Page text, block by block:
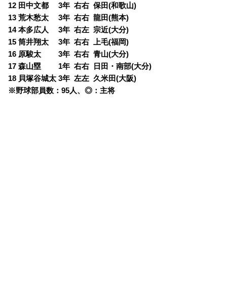
12 田中文都 3年 右右 保田(和歌山)
13 荒木愁太 3年 右右 龍田(熊本)
14 本多広人 3年 右左 宗近(大分)
15 筒井翔太 3年 右右 上毛(福岡)
16 原駿太 3年 右右 青山(大分)
17 森山塁 1年 右右 日田・南部(大分)
18 貝塚谷城太 3年 左左 久米田(大阪)
※野球部員数：95人、◎：主将